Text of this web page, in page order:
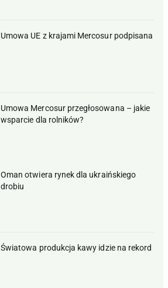
Umowa UE z krajami Mercosur podpisana
Umowa Mercosur przegłosowana – jakie
wsparcie dla rolników?
Oman otwiera rynek dla ukraińskiego
drobiu
Światowa produkcja kawy idzie na rekord